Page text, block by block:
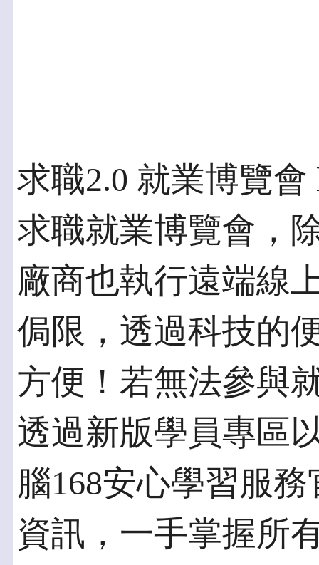
求職2.0 就業博覽會
求職就業博覽會，
廠商也執行遠端線
侷限，透過科技的
方便！若無法參與
透過新版學員專區
腦168安心學習服
資訊，一手掌握所